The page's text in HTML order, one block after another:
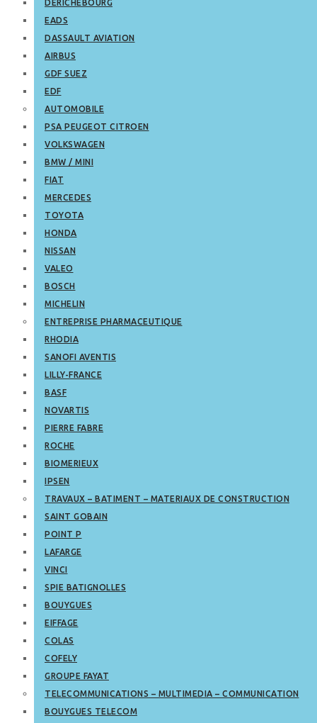
DERICHEBOURG
EADS
DASSAULT AVIATION
AIRBUS
GDF SUEZ
EDF
AUTOMOBILE
PSA PEUGEOT CITROEN
VOLKSWAGEN
BMW / MINI
FIAT
MERCEDES
TOYOTA
HONDA
NISSAN
VALEO
BOSCH
MICHELIN
ENTREPRISE PHARMACEUTIQUE
RHODIA
SANOFI AVENTIS
LILLY-FRANCE
BASF
NOVARTIS
PIERRE FABRE
ROCHE
BIOMERIEUX
IPSEN
TRAVAUX – BATIMENT – MATERIAUX DE CONSTRUCTION
SAINT GOBAIN
POINT P
LAFARGE
VINCI
SPIE BATIGNOLLES
BOUYGUES
EIFFAGE
COLAS
COFELY
GROUPE FAYAT
TELECOMMUNICATIONS – MULTIMEDIA – COMMUNICATION
BOUYGUES TELECOM